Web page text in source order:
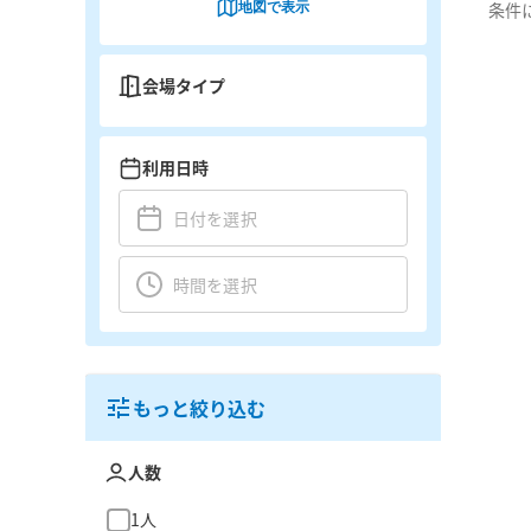
条件
地図で表示
会場タイプ
利用日時
もっと絞り込む
人数
1人